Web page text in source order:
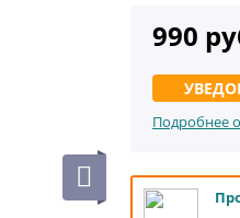
990
Подробнее